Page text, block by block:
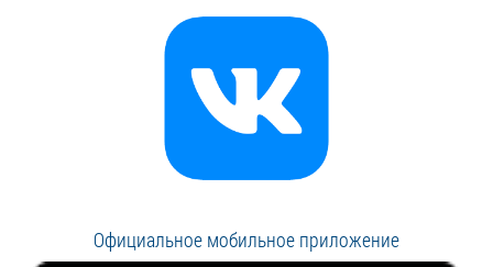
Официальное мобильное приложение